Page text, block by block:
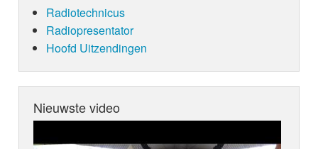
Radiotechnicus
Radiopresentator
Hoofd Uitzendingen
Nieuwste video